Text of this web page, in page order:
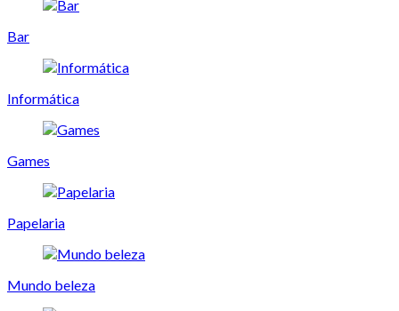
Bar
Informática
Games
Papelaria
Mundo beleza